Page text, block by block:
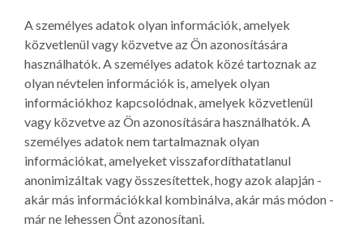
A személyes adatok olyan információk, amelyek
közvetlenül vagy közvetve az Ön azonosítására
használhatók. A személyes adatok közé tartoznak az
olyan névtelen információk is, amelyek olyan
információkhoz kapcsolódnak, amelyek közvetlenül
vagy közvetve az Ön azonosítására használhatók. A
személyes adatok nem tartalmaznak olyan
információkat, amelyeket visszafordíthatatlanul
anonimizáltak vagy összesítettek, hogy azok alapján -
akár más információkkal kombinálva, akár más módon -
már ne lehessen Önt azonosítani.